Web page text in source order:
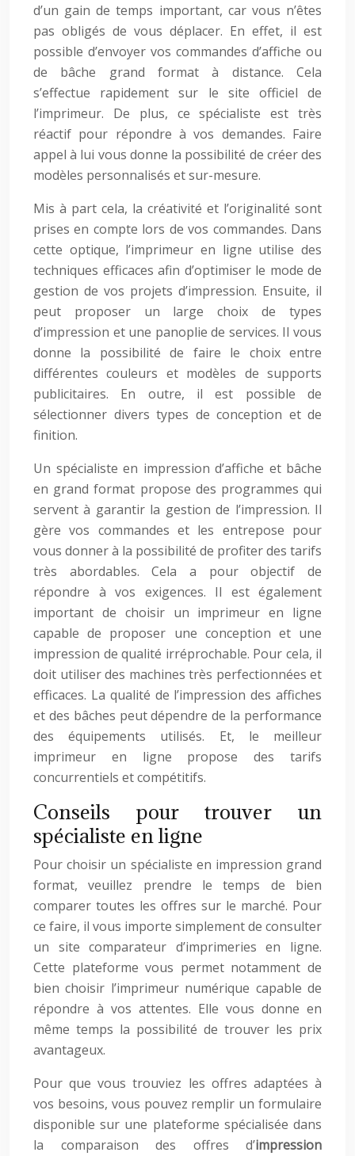
d’un gain de temps important, car vous n’êtes
pas obligés de vous déplacer. En effet, il est
possible d’envoyer vos commandes d’affiche ou
de bâche grand format à distance. Cela
s’effectue rapidement sur le site officiel de
l’imprimeur. De plus, ce spécialiste est très
réactif pour répondre à vos demandes. Faire
appel à lui vous donne la possibilité de créer des
modèles personnalisés et sur-mesure.
Mis à part cela, la créativité et l’originalité sont
prises en compte lors de vos commandes. Dans
cette optique, l’imprimeur en ligne utilise des
techniques efficaces afin d’optimiser le mode de
gestion de vos projets d’impression. Ensuite, il
peut proposer un large choix de types
d’impression et une panoplie de services. Il vous
donne la possibilité de faire le choix entre
différentes couleurs et modèles de supports
publicitaires. En outre, il est possible de
sélectionner divers types de conception et de
finition.
Un spécialiste en impression d’affiche et bâche
en grand format propose des programmes qui
servent à garantir la gestion de l’impression. Il
gère vos commandes et les entrepose pour
vous donner à la possibilité de profiter des tarifs
très abordables. Cela a pour objectif de
répondre à vos exigences. Il est également
important de choisir un imprimeur en ligne
capable de proposer une conception et une
impression de qualité irréprochable. Pour cela, il
doit utiliser des machines très perfectionnées et
efficaces. La qualité de l’impression des affiches
et des bâches peut dépendre de la performance
des équipements utilisés. Et, le meilleur
imprimeur en ligne propose des tarifs
concurrentiels et compétitifs.
Conseils pour trouver un
spécialiste en ligne
Pour choisir un spécialiste en impression grand
format, veuillez prendre le temps de bien
comparer toutes les offres sur le marché. Pour
ce faire, il vous importe simplement de consulter
un site comparateur d’imprimeries en ligne.
Cette plateforme vous permet notamment de
bien choisir l’imprimeur numérique capable de
répondre à vos attentes. Elle vous donne en
même temps la possibilité de trouver les prix
avantageux.
Pour que vous trouviez les offres adaptées à
vos besoins, vous pouvez remplir un formulaire
disponible sur une plateforme spécialisée dans
la comparaison des offres d’impression